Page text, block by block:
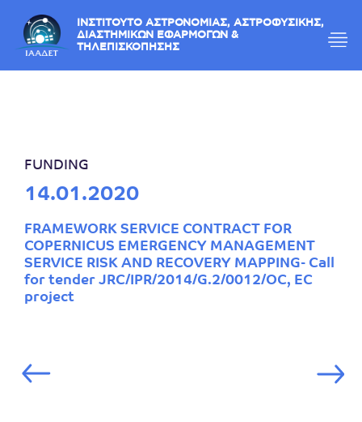
ΙΝΣΤΙΤΟΥΤΟ ΑΣΤΡΟΝΟΜΙΑΣ, ΑΣΤΡΟΦΥΣΙΚΗΣ,
ΔΙΑΣΤΗΜΙΚΩΝ ΕΦΑΡΜΟΓΩΝ &
ΤΗΛΕΠΙΣΚΟΠΗΣΗΣ
FUNDING
14.01.2020
FRAMEWORK SERVICE CONTRACT FOR
COPERNICUS EMERGENCY MANAGEMENT
SERVICE RISK AND RECOVERY MAPPING- Call
for tender JRC/IPR/2014/G.2/0012/OC, EC
project